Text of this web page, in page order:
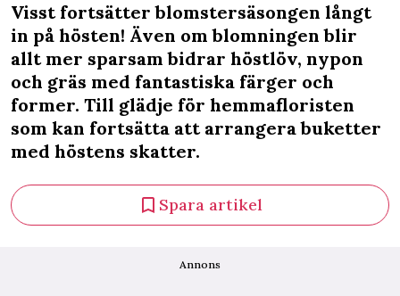
Visst fortsätter blomstersäsongen långt
in på hösten! Även om blomningen blir
allt mer sparsam bidrar höstlöv, nypon
och gräs med fantastiska färger och
former. Till glädje för hemmafloristen
som kan fortsätta att arrangera buketter
med höstens skatter.
Spara artikel
Annons